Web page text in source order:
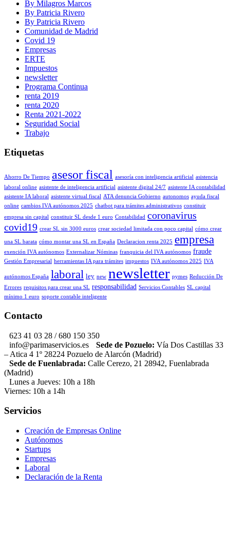
By Milagros Marcos
By Patricia Rivero
By Patricia Rivero
Comunidad de Madrid
Covid 19
Empresas
ERTE
Impuestos
newsletter
Programa Continua
renta 2019
renta 2020
Renta 2021-2022
Seguridad Social
Trabajo
Etiquetas
Ahorro De Tiempo asesor fiscal asesoría con inteligencia artificial asistencia
laboral online asistente de inteligencia artificial asistente digital 24/7 asistente IA contabilidad
asistente IA laboral asistente virtual fiscal ATA denuncia Gobierno autonomos ayuda fiscal
online cambios IVA autónomos 2025 chatbot para trámites administrativos constituir
empresa sin capital constituir SL desde 1 euro Contabilidad coronavirus
covid19 crear SL sin 3000 euros crear sociedad limitada con poco capital cómo crear
una SL barata cómo montar una SL en España Declaracion renta 2025 empresa
exención IVA autónomos Externalizar Nóminas franquicia del IVA autónomos fraude
Gestión Empresarial herramientas IA para trámites impuestos IVA autónomos 2025 IVA
autónomos España laboral ley new newsletter pymes Reducción De
Errores requisitos para crear una SL responsabilidad Servicios Contables SL capital
mínimo 1 euro soporte contable inteligente
Contacto
623 41 03 28 / 680 150 350
info@parimaservicios.es
Sede de Pozuelo: Vía Dos Castillas 33
– Atica 4 1º 28224 Pozuelo de Alarcón (Madrid)
Sede de Fuenlabrada: Calle Cerezo, 21 28942, Fuenlabrada
(Madrid)
Lunes a Jueves: 10h a 18h
Viernes: 10h a 14h
Servicios
Creación de Empresas Online
Autónomos
Startups
Empresas
Laboral
Declaración de la Renta